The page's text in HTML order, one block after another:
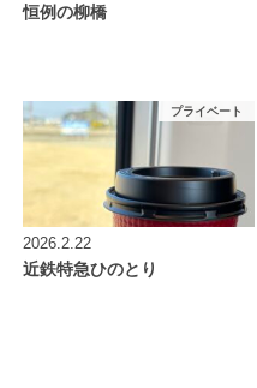
恒例の柳橋
プライベート
2026.2.22
近鉄特急ひのとり